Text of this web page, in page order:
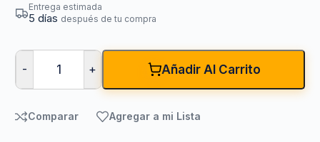
Entrega estimada
5 días después de tu compra
- + Añadir Al Carrito
Comparar Agregar a mi Lista